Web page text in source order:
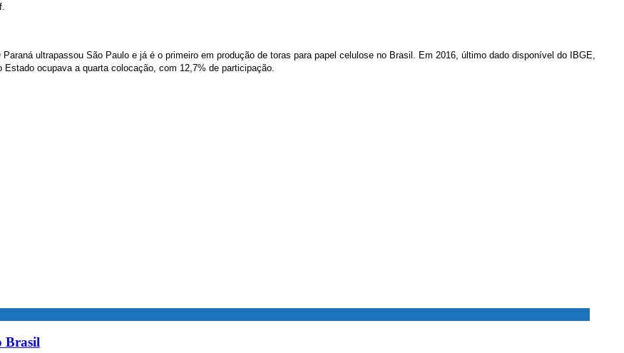
ultrapassou São Paulo e já é o primeiro em produção de toras para papel celulose no Brasil. Em 2016, último dado disponível do IBGE,
ocupava a quarta colocação, com 12,7% de participação.
Brasil